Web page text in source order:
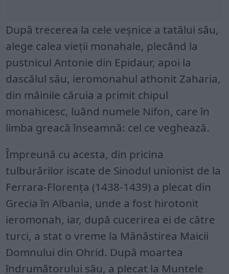
După trecerea la cele veşnice a tatălui său,
alege calea vieţii monahale, plecând la
pustnicul Antonie din Epidaur, apoi la
dascălul său, ieromonahul athonit Zaharia,
din mâinile căruia a primit chipul
monahicesc, luând numele Nifon, care în
limba greacă înseamnă: cel ce veghează.
Împreună cu acesta, din pricina
tulburărilor iscate de Sinodul unionist de la
Ferrara-Florenţa (1438-1439) a plecat din
Grecia în Albania, unde a fost hirotonit
ieromonah, iar, după cucerirea ei de către
turci, a stat o vreme la Mănăstirea Maicii
Domnului din Ohrid. După moartea
îndrumătorului său, a plecat la Muntele